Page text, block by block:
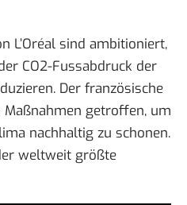
L’Oréal sind ambitioniert,
CO2-Fussabdruck der
Der französische
getroffen, um
nachhaltig zu schonen.
weltweit größte